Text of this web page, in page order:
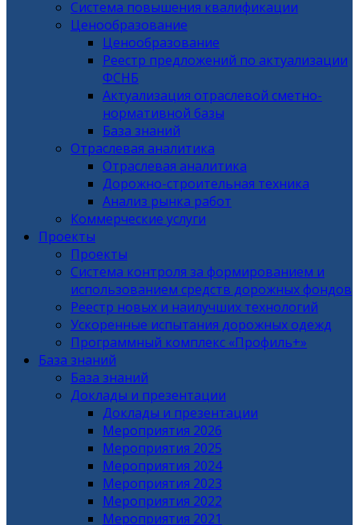
Система повышения квалификации
Ценообразование
Ценообразование
Реестр предложений по актуализации
ФСНБ
Актуализация отраслевой сметно-
нормативной базы
База знаний
Отраслевая аналитика
Отраслевая аналитика
Дорожно-строительная техника
Анализ рынка работ
Коммерческие услуги
Проекты
Проекты
Система контроля за формированием и
использованием средств дорожных фондов
Реестр новых и наилучших технологий
Ускоренные испытания дорожных одежд
Программный комплекс «Профиль+»
База знаний
База знаний
Доклады и презентации
Доклады и презентации
Мероприятия 2026
Мероприятия 2025
Мероприятия 2024
Мероприятия 2023
Мероприятия 2022
Мероприятия 2021